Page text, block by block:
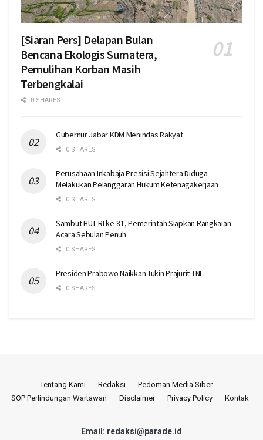
[Siaran Pers] Delapan Bulan
Bencana Ekologis Sumatera,
Pemulihan Korban Masih
Terbengkalai
0 SHARES
Gubernur Jabar KDM Menindas Rakyat
0 SHARES
Perusahaan Inkabaja Presisi Sejahtera Diduga
Melakukan Pelanggaran Hukum Ketenagakerjaan
0 SHARES
Sambut HUT RI ke-81, Pemerintah Siapkan Rangkaian
Acara Sebulan Penuh
0 SHARES
Presiden Prabowo Naikkan Tukin Prajurit TNI
0 SHARES
Tentang Kami Redaksi
Pedoman Media Siber
SOP Perlindungan Wartawan
Disclaimer Privacy Policy Kontak
Email: redaksi@parade.id